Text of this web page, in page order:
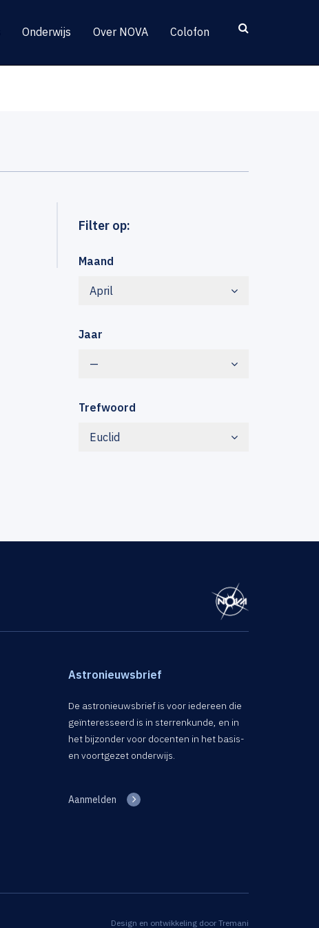
Onderwijs Over NOVA Colofon
Filter op:
Maand
April
Jaar
—
Trefwoord
Euclid
Astronieuwsbrief
De astronieuwsbrief is voor iedereen die
geïnteresseerd is in sterrenkunde, en in
het bijzonder voor docenten in het basis-
en voortgezet onderwijs.
Aanmelden
Design en ontwikkeling door Tremani